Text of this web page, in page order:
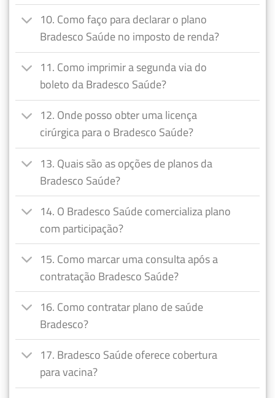
10. Como faço para declarar o plano
Bradesco Saúde no imposto de renda?
11. Como imprimir a segunda via do
boleto da Bradesco Saúde?
12. Onde posso obter uma licença
cirúrgica para o Bradesco Saúde?
13. Quais são as opções de planos da
Bradesco Saúde?
14. O Bradesco Saúde comercializa plano
com participação?
15. Como marcar uma consulta após a
contratação Bradesco Saúde?
16. Como contratar plano de saúde
Bradesco?
17. Bradesco Saúde oferece cobertura
para vacina?